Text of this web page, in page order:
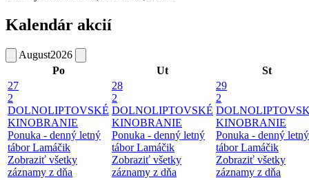
Kalendár akcií
August2026
Po
Ut
St
27
2
DOLNOLIPTOVSKÉ
KINOBRANIE
Ponuka - denný letný
tábor Lamáčik
Zobraziť všetky
záznamy z dňa
28
2
DOLNOLIPTOVSKÉ
KINOBRANIE
Ponuka - denný letný
tábor Lamáčik
Zobraziť všetky
záznamy z dňa
29
2
KINOBRANIE
Ponuka - denný letný
tábor Lamáčik
Zobraziť všetky
záznamy z dňa